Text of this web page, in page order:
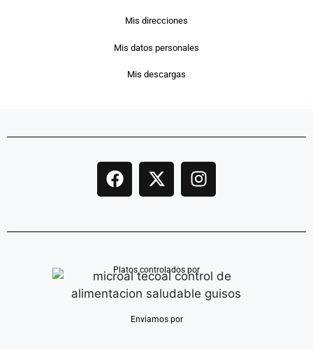
Mis direcciones
Mis datos personales
Mis descargas
Platos controlados por
Enviamos por